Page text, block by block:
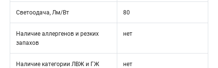
Светоодача, Лм/Вт 80
Наличие аллергенов и резких
запахов
нет
Наличие категории ЛВЖ и ГЖ нет